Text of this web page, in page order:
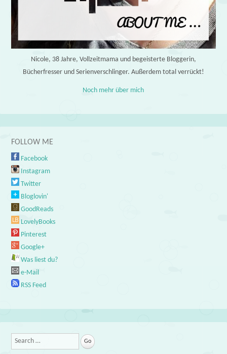
Nicole, 38 Jahre, Vollzeitmama und begeisterte Bloggerin,
Bücherfresser und Serienverschlinger. Außerdem total verrückt!
Noch mehr über mich
FOLLOW ME
Facebook
Instagram
Twitter
Bloglovin'
GoodReads
LovelyBooks
Pinterest
Google+
Was liest du?
e-Mail
RSS Feed
Search